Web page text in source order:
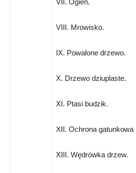
VII. Ogień.
VIII. Mrowisko.
IX. Powalone drzewo.
X. Drzewo dziuplaste.
XI. Ptasi budzik.
XII. Ochrona gatunkowa
XIII. Wędrówka drzew.